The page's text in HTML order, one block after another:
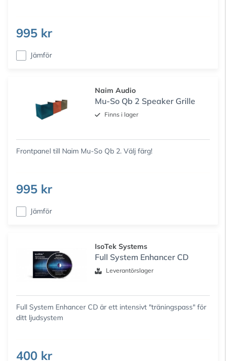
995 kr
Jämför
Naim Audio
Mu-So Qb 2 Speaker Grille
Finns i lager
Frontpanel till Naim Mu-So Qb 2. Välj färg!
995 kr
Jämför
IsoTek Systems
Full System Enhancer CD
Leverantörslager
Full System Enhancer CD är ett intensivt "träningspass" för
ditt ljudsystem
400 kr